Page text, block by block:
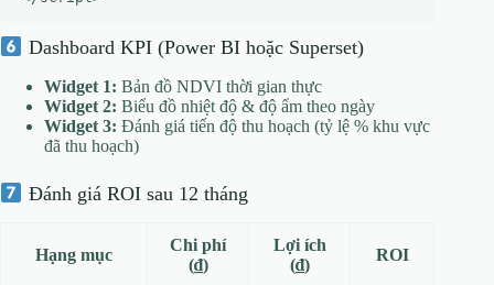
Dashboard KPI (Power BI hoặc Superset)
Widget 1: Bản đồ NDVI thời gian thực
Widget 2: Biểu đồ nhiệt độ & độ ẩm theo ngày
Widget 3: Đánh giá tiến độ thu hoạch (tỷ lệ % khu vực
đã thu hoạch)
Đánh giá ROI sau 12 tháng
Hạng mục
Chi phí
(₫)
Lợi ích
(₫)
ROI